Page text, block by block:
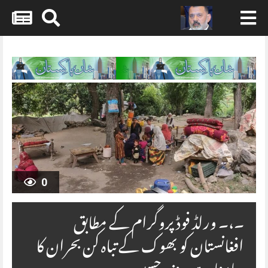
Skip
content
0
۔،۔ ورلڈ فوڈ پروگرام کے مطابق
افغانستان کو بھوک کے تباہ کن بحران کا